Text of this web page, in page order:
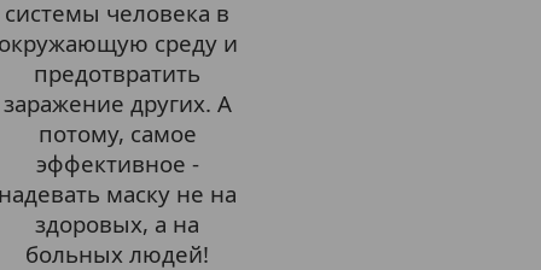
системы человека в
среду и
предотвратить
заражение других. А
потому, самое
эффективное -
маску не на
здоровых, а на
больных людей!